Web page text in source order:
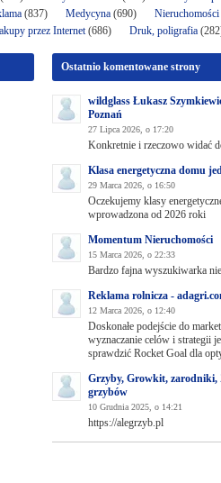
(837) Medycyna (690) Nieruchomości
przez Internet(686) Druk, poligrafia
Ostatnio komentowane strony
wildglass Łukasz
Poznań
27 Lipca 2026, o 17:20
Konkretnie i rzeczowo widać
Klasa energetyczna domu
29 Marca 2026, o 16:50
Oczekujemy klasy
wprowadzona od 2026 roki
Momentum Nieruchomości
15 Marca 2026, o 22:33
Bardzo fajna wyszukiwarka
Reklama rolnicza -
12 Marca 2026, o 12:40
Doskonałe podejście do
wyznaczanie celów i strategii
sprawdzić Rocket Goal dla
Grzyby, Growkit, zarodniki,
grzybów
10 Grudnia 2025, o 14:21
https://alegrzyb.pl